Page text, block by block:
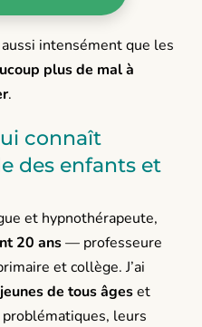
intensément que les
plus de mal à
.
connaît
des enfants et
et hypnothérapeute,
20 ans— professeure
et collège. J’ai
de tous âgeset
leurs